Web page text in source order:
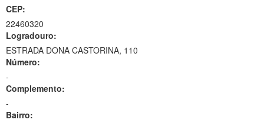
CEP:
22460320
Logradouro:
ESTRADA DONA CASTORINA, 110
Número:
-
Complemento:
-
Bairro: